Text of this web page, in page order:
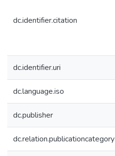
dc.identifier.citation
dc.identifier.uri
dc.language.iso
dc.publisher
dc.relation.publicationcategory